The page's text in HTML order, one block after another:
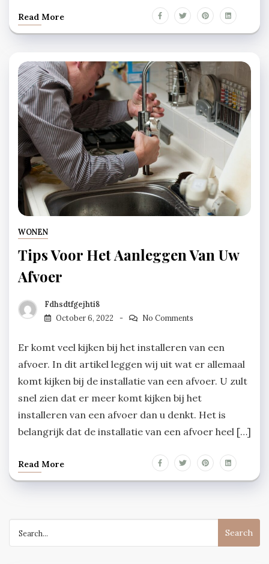
Read More
WONEN
Tips Voor Het Aanleggen Van Uw
Afvoer
Fdhsdtfgejhti8
October 6, 2022
No Comments
Er komt veel kijken bij het installeren van een
afvoer. In dit artikel leggen wij uit wat er allemaal
komt kijken bij de installatie van een afvoer. U zult
snel zien dat er meer komt kijken bij het
installeren van een afvoer dan u denkt. Het is
belangrijk dat de installatie van een afvoer heel […]
Read More
for: